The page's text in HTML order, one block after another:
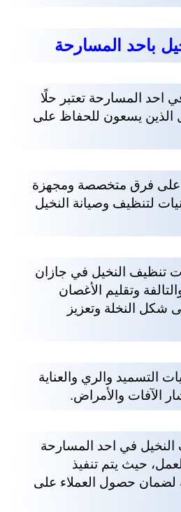
باحد المسارحة
المسارحة تعتبر حلًا
الذين يسعون للحفاظ على
على فرق متخصصة ومجهزة
لتنظيف وصيانة النخيل
النخيل في جازان
وتقليم الأغصان
شكل النخلة وتعزيز
التسميد والري والعناية
الآفات والأمراض.
في احد المسارحة
حيث يتم تنفيذ
لضمان حصول العملاء على